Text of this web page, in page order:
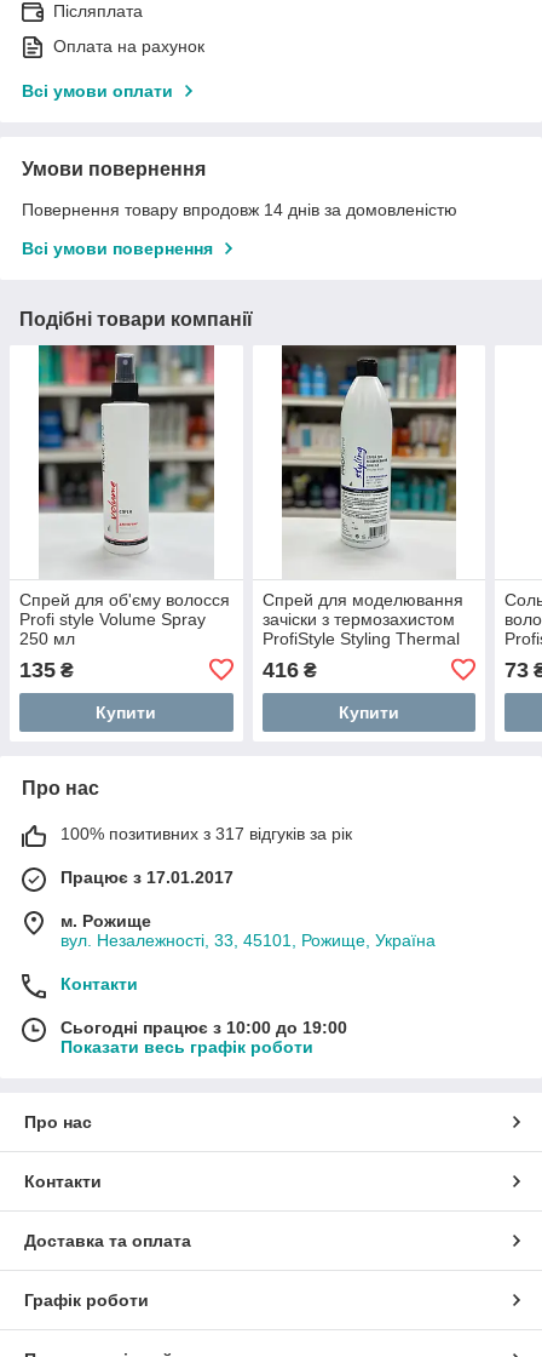
Післяплата
Оплата на рахунок
Всі умови оплати
Умови повернення
Повернення товару впродовж 14 днів за домовленістю
Всі умови повернення
Подібні товари компанії
Спрей для об'єму волосся
Profi style Volume Spray
250 мл
135 ₴
Купити
Спрей для моделювання
зачіски з термозахистом
ProfiStyle Styling Thermal
Protection Spray 1000 мл
416₴
Купити
73
Про нас
100% позитивних з 317 відгуків за рік
Працює з 17.01.2017
м. Рожище
вул. Незалежності, 33, 45101, Рожище, Україна
Контакти
Сьогодні працює з 10:00 до 19:00
Показати весь графік роботи
Про нас
Контакти
Доставка та оплата
Графік роботи